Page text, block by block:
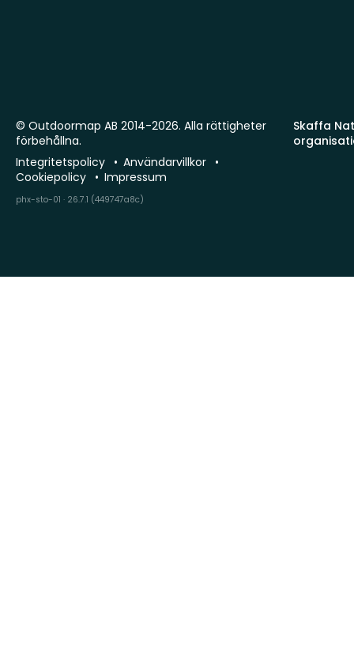
Skaffa
© Outdoormap AB 2014-2026. Alla rättigheter
förbehållna.
Integritetspolicy
Användarvillkor
Cookiepolicy
Impressum
phx-sto-01 · 26.7.1 (449747a8c)